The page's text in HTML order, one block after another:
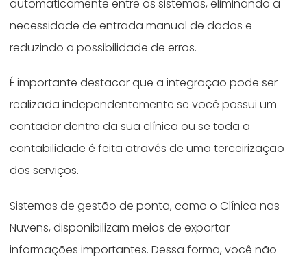
automaticamente entre os sistemas, eliminando a
necessidade de entrada manual de dados e
reduzindo a possibilidade de erros.
É importante destacar que a integração pode ser
realizada independentemente se você possui um
contador dentro da sua clínica ou se toda a
contabilidade é feita através de uma terceirização
dos serviços.
Sistemas de gestão de ponta, como o Clínica nas
Nuvens, disponibilizam meios de exportar
informações importantes. Dessa forma, você não